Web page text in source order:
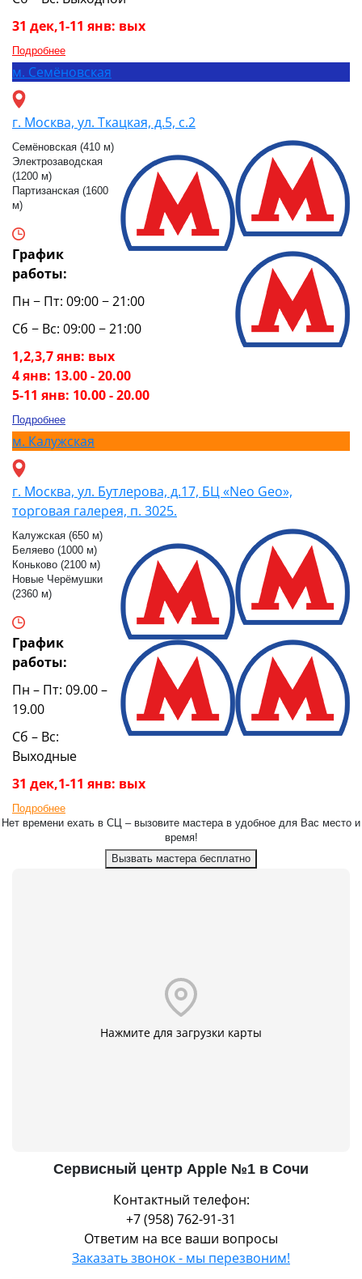
31 дек,1-11 янв: вых
Подробнее
м. Семёновская
г. Москва, ул. Ткацкая, д.5, с.2
Семёновская (410 м)
Электрозаводская
(1200 м)
Партизанская (1600
м)
График
работы:
Пн − Пт: 09:00 − 21:00
Сб − Вс: 09:00 − 21:00
1,2,3,7 янв: вых
4 янв: 13.00 - 20.00
5-11 янв: 10.00 - 20.00
Подробнее
м. Калужская
г. Москва, ул. Бутлерова, д.17, БЦ «Neo Geo»,
торговая галерея, п. 3025.
Калужская (650 м)
Беляево (1000 м)
Коньково (2100 м)
Новые Черёмушки
(2360 м)
График
работы:
Пн – Пт: 09.00 –
19.00
Сб – Вс:
Выходные
31 дек,1-11 янв: вых
Подробнее
Нет времени ехать в СЦ – вызовите мастера в удобное для Вас место и
время!
Вызвать мастера бесплатно
Нажмите для загрузки карты
Сервисный центр Apple №1 в Сочи
Контактный телефон:
+7 (958) 762-91-31
Ответим на все ваши вопросы
Заказать звонок - мы перезвоним!